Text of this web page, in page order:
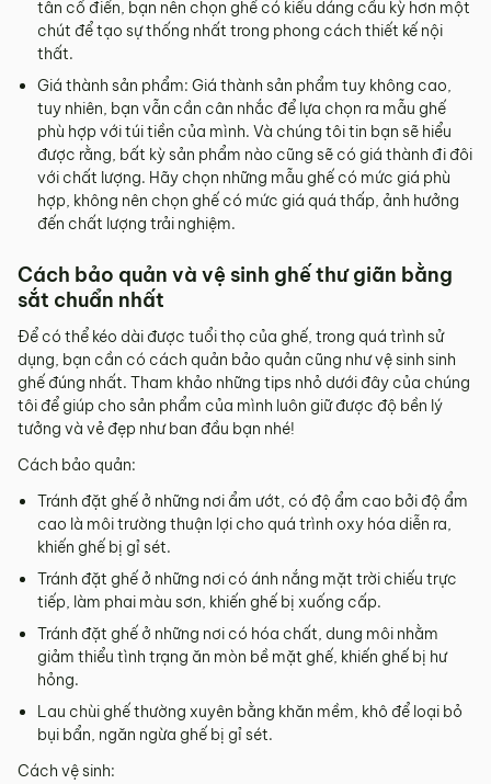
tân cổ điển, bạn nên chọn ghế có kiểu dáng cầu kỳ hơn một
chút để tạo sự thống nhất trong phong cách thiết kế nội
thất.
Giá thành sản phẩm: Giá thành sản phẩm tuy không cao,
tuy nhiên, bạn vẫn cần cân nhắc để lựa chọn ra mẫu ghế
phù hợp với túi tiền của mình. Và chúng tôi tin bạn sẽ hiểu
được rằng, bất kỳ sản phẩm nào cũng sẽ có giá thành đi đôi
với chất lượng. Hãy chọn những mẫu ghế có mức giá phù
hợp, không nên chọn ghế có mức giá quá thấp, ảnh hưởng
đến chất lượng trải nghiệm.
Cách bảo quản và vệ sinh ghế thư giãn bằng
sắt chuẩn nhất
Để có thể kéo dài được tuổi thọ của ghế, trong quá trình sử
dụng, bạn cần có cách quản bảo quản cũng như vệ sinh sinh
ghế đúng nhất. Tham khảo những tips nhỏ dưới đây của chúng
tôi để giúp cho sản phẩm của mình luôn giữ được độ bền lý
tưởng và vẻ đẹp như ban đầu bạn nhé!
Cách bảo quản:
Tránh đặt ghế ở những nơi ẩm ướt, có độ ẩm cao bởi độ ẩm
cao là môi trường thuận lợi cho quá trình oxy hóa diễn ra,
khiến ghế bị gỉ sét.
Tránh đặt ghế ở những nơi có ánh nắng mặt trời chiếu trực
tiếp, làm phai màu sơn, khiến ghế bị xuống cấp.
Tránh đặt ghế ở những nơi có hóa chất, dung môi nhằm
giảm thiểu tình trạng ăn mòn bề mặt ghế, khiến ghế bị hư
hỏng.
Lau chùi ghế thường xuyên bằng khăn mềm, khô để loại bỏ
bụi bẩn, ngăn ngừa ghế bị gỉ sét.
Cách vệ sinh: